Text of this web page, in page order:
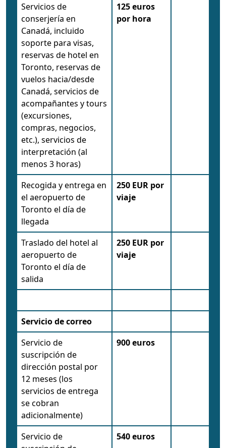
Servicios de
conserjería en
Canadá, incluido
soporte para visas,
reservas de hotel en
Toronto, reservas de
vuelos hacia/desde
Canadá, servicios de
acompañantes y tours
(excursiones,
compras, negocios,
etc.), servicios de
interpretación (al
menos 3 horas)
125 euros
por hora
Recogida y entrega en
el aeropuerto de
Toronto el día de
llegada
250 EUR por
viaje
Traslado del hotel al
aeropuerto de
Toronto el día de
salida
250 EUR por
viaje
Servicio de correo
Servicio de
suscripción de
dirección postal por
12 meses (los
servicios de entrega
se cobran
adicionalmente)
900 euros
Servicio de
540 euros